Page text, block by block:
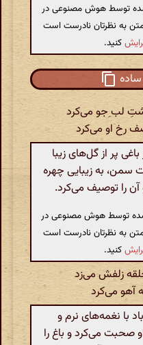
توسط هوش مصنوعی در
متن به نظرتان نادرست است
کنید.
ساده
لب ‌ِجو می‌کرد
رخ او می‌کرد
پر از گل‌های زیبا
سمن، به زیبایی چهره
را توصیف می‌کرد.
شده توسط هوش مصنوعی در
متن به نظرتان نادرست است
کنید.
زلفش می‌زد
آهو می‌کرد
با نغمه‌های نرم و
صحبت می‌کرد و باغ را